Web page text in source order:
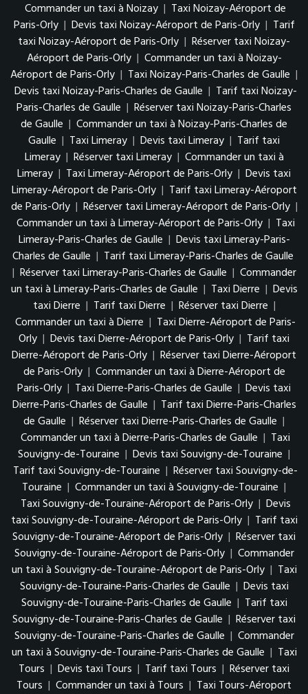
Commander un taxi à Noizay | Taxi Noizay-Aéroport de
Paris-Orly | Devis taxi Noizay-Aéroport de Paris-Orly | Tarif
taxi Noizay-Aéroport de Paris-Orly | Réserver taxi Noizay-
Aéroport de Paris-Orly | Commander un taxi à Noizay-
Aéroport de Paris-Orly | Taxi Noizay-Paris-Charles de Gaulle |
Devis taxi Noizay-Paris-Charles de Gaulle | Tarif taxi Noizay-
Paris-Charles de Gaulle | Réserver taxi Noizay-Paris-Charles
de Gaulle | Commander un taxi à Noizay-Paris-Charles de
Gaulle | Taxi Limeray | Devis taxi Limeray | Tarif taxi
Limeray | Réserver taxi Limeray | Commander un taxi à
Limeray | Taxi Limeray-Aéroport de Paris-Orly | Devis taxi
Limeray-Aéroport de Paris-Orly | Tarif taxi Limeray-Aéroport
de Paris-Orly | Réserver taxi Limeray-Aéroport de Paris-Orly |
Commander un taxi à Limeray-Aéroport de Paris-Orly | Taxi
Limeray-Paris-Charles de Gaulle | Devis taxi Limeray-Paris-
Charles de Gaulle | Tarif taxi Limeray-Paris-Charles de Gaulle
| Réserver taxi Limeray-Paris-Charles de Gaulle | Commander
un taxi à Limeray-Paris-Charles de Gaulle | Taxi Dierre | Devis
taxi Dierre | Tarif taxi Dierre | Réserver taxi Dierre |
Commander un taxi à Dierre | Taxi Dierre-Aéroport de Paris-
Orly | Devis taxi Dierre-Aéroport de Paris-Orly | Tarif taxi
Dierre-Aéroport de Paris-Orly | Réserver taxi Dierre-Aéroport
de Paris-Orly | Commander un taxi à Dierre-Aéroport de
Paris-Orly | Taxi Dierre-Paris-Charles de Gaulle | Devis taxi
Dierre-Paris-Charles de Gaulle | Tarif taxi Dierre-Paris-Charles
de Gaulle | Réserver taxi Dierre-Paris-Charles de Gaulle |
Commander un taxi à Dierre-Paris-Charles de Gaulle | Taxi
Souvigny-de-Touraine | Devis taxi Souvigny-de-Touraine |
Tarif taxi Souvigny-de-Touraine | Réserver taxi Souvigny-de-
Touraine | Commander un taxi à Souvigny-de-Touraine |
Taxi Souvigny-de-Touraine-Aéroport de Paris-Orly | Devis
taxi Souvigny-de-Touraine-Aéroport de Paris-Orly | Tarif taxi
Souvigny-de-Touraine-Aéroport de Paris-Orly | Réserver taxi
Souvigny-de-Touraine-Aéroport de Paris-Orly | Commander
un taxi à Souvigny-de-Touraine-Aéroport de Paris-Orly | Taxi
Souvigny-de-Touraine-Paris-Charles de Gaulle | Devis taxi
Souvigny-de-Touraine-Paris-Charles de Gaulle | Tarif taxi
Souvigny-de-Touraine-Paris-Charles de Gaulle | Réserver taxi
Souvigny-de-Touraine-Paris-Charles de Gaulle | Commander
un taxi à Souvigny-de-Touraine-Paris-Charles de Gaulle | Taxi
Tours | Devis taxi Tours | Tarif taxi Tours | Réserver taxi
Tours | Commander un taxi à Tours | Taxi Tours-Aéroport